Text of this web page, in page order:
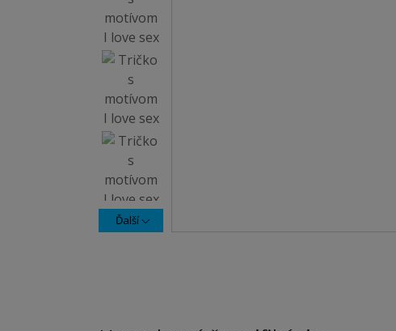
Ďalší